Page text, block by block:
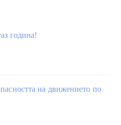
година!
на движението по